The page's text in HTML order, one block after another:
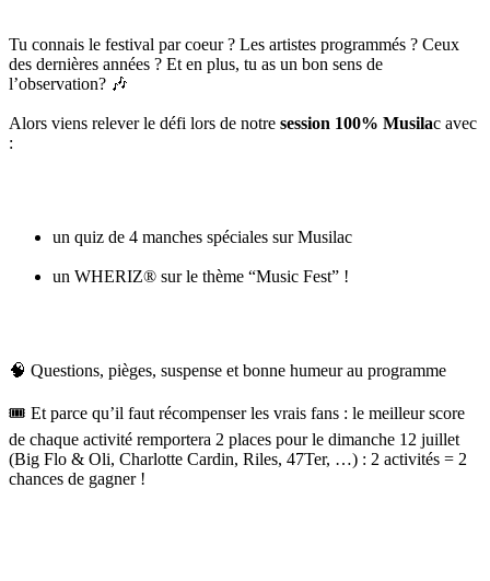
Tu connais le festival par coeur ? Les artistes programmés ? Ceux
des dernières années ? Et en plus, tu as un bon sens de
l’observation? 🎶
Alors viens relever le défi lors de notre session 100% Musilac avec
:
un quiz de 4 manches spéciales sur Musilac
un WHERIZ® sur le thème “Music Fest” !
🧠 Questions, pièges, suspense et bonne humeur au programme
🎟️ Et parce qu’il faut récompenser les vrais fans : le meilleur score
de chaque activité remportera 2 places pour le dimanche 12 juillet
(Big Flo & Oli, Charlotte Cardin, Riles, 47Ter, …) : 2 activités = 2
chances de gagner !